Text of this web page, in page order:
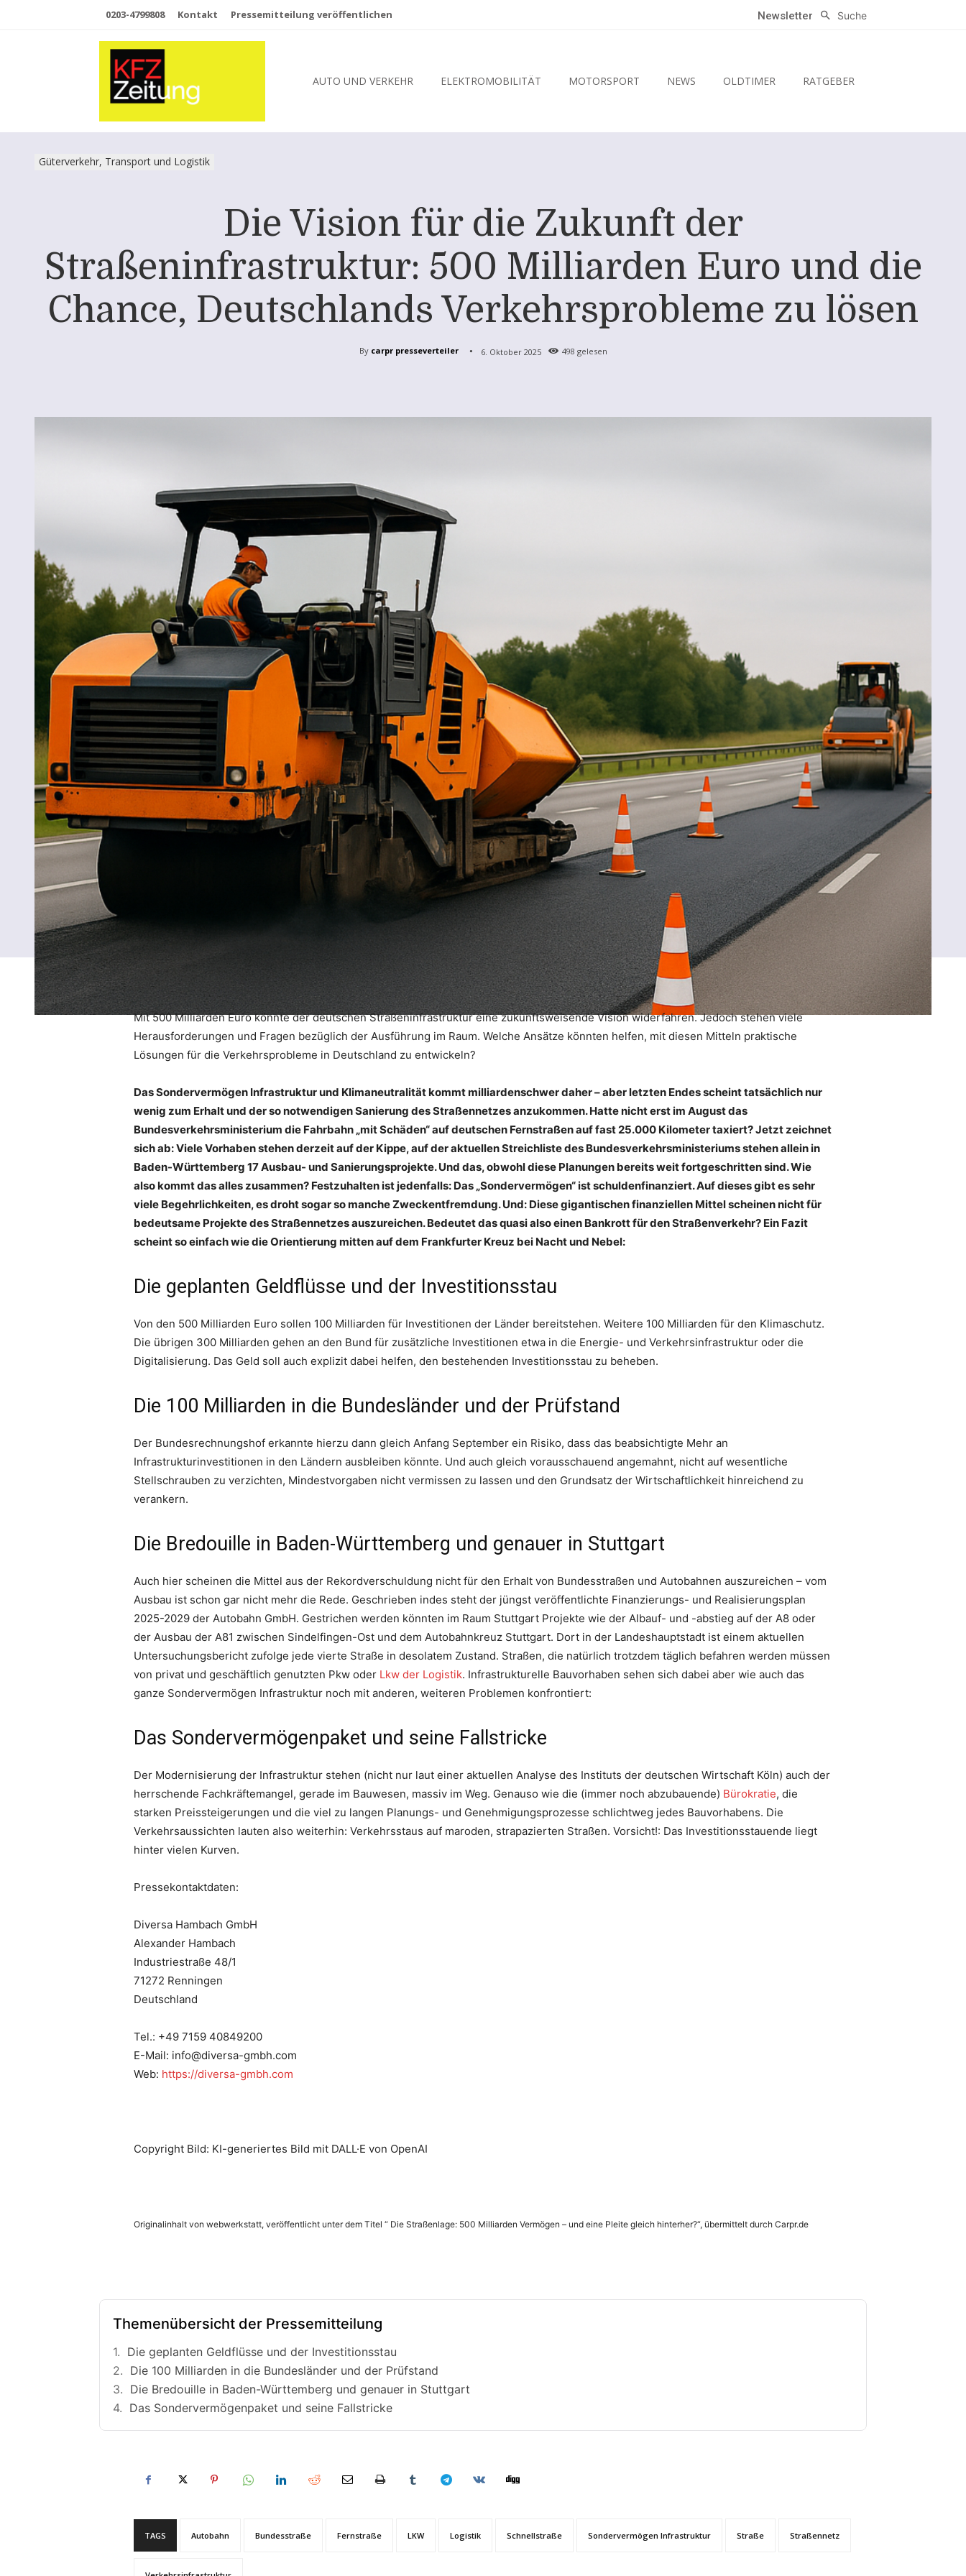
0203-4799808 Kontakt Pressemitteilung veröffentlichen Newsletter Suche
AUTO UND VERKEHR ELEKTROMOBILITÄT MOTORSPORT NEWS OLDTIMER RATGEBER
Güterverkehr, Transport und Logistik
Die Vision für die Zukunft der
Straßeninfrastruktur: 500 Milliarden Euro und die
Chance, Deutschlands Verkehrsprobleme zu lösen
By carpr presseverteiler 6. Oktober 2025 498 gelesen
Mit 500 Milliarden Euro könnte der deutschen Straßeninfrastruktur eine zukunftsweisende Vision widerfahren. Jedoch stehen viele
Herausforderungen und Fragen bezüglich der Ausführung im Raum. Welche Ansätze könnten helfen, mit diesen Mitteln praktische
Lösungen für die Verkehrsprobleme in Deutschland zu entwickeln?
Das Sondervermögen Infrastruktur und Klimaneutralität kommt milliardenschwer daher – aber letzten Endes scheint tatsächlich nur
wenig zum Erhalt und der so notwendigen Sanierung des Straßennetzes anzukommen. Hatte nicht erst im August das
Bundesverkehrsministerium die Fahrbahn „mit Schäden“ auf deutschen Fernstraßen auf fast 25.000 Kilometer taxiert? Jetzt zeichnet
sich ab: Viele Vorhaben stehen derzeit auf der Kippe, auf der aktuellen Streichliste des Bundesverkehrsministeriums stehen allein in
Baden-Württemberg 17 Ausbau- und Sanierungsprojekte. Und das, obwohl diese Planungen bereits weit fortgeschritten sind. Wie
also kommt das alles zusammen? Festzuhalten ist jedenfalls: Das „Sondervermögen“ ist schuldenfinanziert. Auf dieses gibt es sehr
viele Begehrlichkeiten, es droht sogar so manche Zweckentfremdung. Und: Diese gigantischen finanziellen Mittel scheinen nicht für
bedeutsame Projekte des Straßennetzes auszureichen. Bedeutet das quasi also einen Bankrott für den Straßenverkehr? Ein Fazit
scheint so einfach wie die Orientierung mitten auf dem Frankfurter Kreuz bei Nacht und Nebel:
Die geplanten Geldflüsse und der Investitionsstau
Von den 500 Milliarden Euro sollen 100 Milliarden für Investitionen der Länder bereitstehen. Weitere 100 Milliarden für den Klimaschutz.
Die übrigen 300 Milliarden gehen an den Bund für zusätzliche Investitionen etwa in die Energie- und Verkehrsinfrastruktur oder die
Digitalisierung. Das Geld soll auch explizit dabei helfen, den bestehenden Investitionsstau zu beheben.
Die 100 Milliarden in die Bundesländer und der Prüfstand
Der Bundesrechnungshof erkannte hierzu dann gleich Anfang September ein Risiko, dass das beabsichtigte Mehr an
Infrastrukturinvestitionen in den Ländern ausbleiben könnte. Und auch gleich vorausschauend angemahnt, nicht auf wesentliche
Stellschrauben zu verzichten, Mindestvorgaben nicht vermissen zu lassen und den Grundsatz der Wirtschaftlichkeit hinreichend zu
verankern.
Die Bredouille in Baden-Württemberg und genauer in Stuttgart
Auch hier scheinen die Mittel aus der Rekordverschuldung nicht für den Erhalt von Bundesstraßen und Autobahnen auszureichen – vom
Ausbau ist schon gar nicht mehr die Rede. Geschrieben indes steht der jüngst veröffentlichte Finanzierungs- und Realisierungsplan
2025-2029 der Autobahn GmbH. Gestrichen werden könnten im Raum Stuttgart Projekte wie der Albauf- und -abstieg auf der A8 oder
der Ausbau der A81 zwischen Sindelfingen-Ost und dem Autobahnkreuz Stuttgart. Dort in der Landeshauptstadt ist einem aktuellen
Untersuchungsbericht zufolge jede vierte Straße in desolatem Zustand. Straßen, die natürlich trotzdem täglich befahren werden müssen
von privat und geschäftlich genutzten Pkw oder Lkw der Logistik. Infrastrukturelle Bauvorhaben sehen sich dabei aber wie auch das
ganze Sondervermögen Infrastruktur noch mit anderen, weiteren Problemen konfrontiert:
Das Sondervermögenpaket und seine Fallstricke
Der Modernisierung der Infrastruktur stehen (nicht nur laut einer aktuellen Analyse des Instituts der deutschen Wirtschaft Köln) auch der
herrschende Fachkräftemangel, gerade im Bauwesen, massiv im Weg. Genauso wie die (immer noch abzubauende) Bürokratie, die
starken Preissteigerungen und die viel zu langen Planungs- und Genehmigungsprozesse schlichtweg jedes Bauvorhabens. Die
Verkehrsaussichten lauten also weiterhin: Verkehrsstaus auf maroden, strapazierten Straßen. Vorsicht!: Das Investitionsstauende liegt
hinter vielen Kurven.
Pressekontaktdaten:
Diversa Hambach GmbH
Alexander Hambach
Industriestraße 48/1
71272 Renningen
Deutschland
Tel.: +49 7159 40849200
E-Mail: info@diversa-gmbh.com
Web: https://diversa-gmbh.com
Copyright Bild: KI-generiertes Bild mit DALL·E von OpenAI
Originalinhalt von webwerkstatt, veröffentlicht unter dem Titel “ Die Straßenlage: 500 Milliarden Vermögen – und eine Pleite gleich hinterher?“, übermittelt durch Carpr.de
Themenübersicht der Pressemitteilung
Die geplanten Geldflüsse und der Investitionsstau
Die 100 Milliarden in die Bundesländer und der Prüfstand
Die Bredouille in Baden-Württemberg und genauer in Stuttgart
Das Sondervermögenpaket und seine Fallstricke
TAGS Autobahn Bundesstraße Fernstraße LKW Logistik Schnellstraße Sondervermögen Infrastruktur Straße Straßennetz